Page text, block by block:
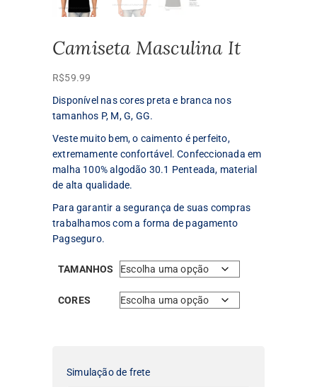
Camiseta Masculina It
R$59.99
Disponível nas cores preta e branca nos
tamanhos P, M, G, GG.
Veste muito bem, o caimento é perfeito,
extremamente confortável. Confeccionada em
malha 100% algodão 30.1 Penteada, material
de alta qualidade.
Para garantir a segurança de suas compras
trabalhamos com a forma de pagamento
Pagseguro.
TAMANHOS
CORES
Simulação de frete